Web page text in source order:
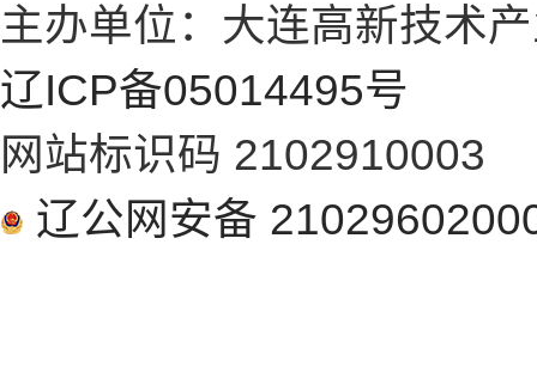
主办单位：大连高新技术
辽ICP备05014495号
网站标识码 2102910003
辽公网安备